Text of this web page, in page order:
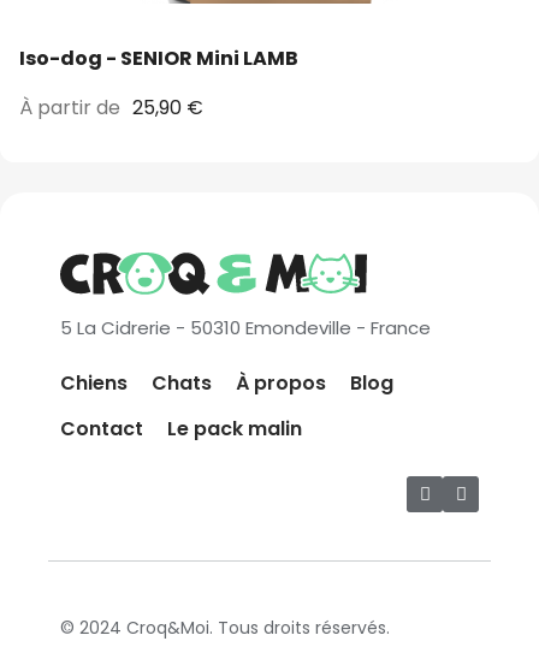
Iso-dog - SENIOR Mini LAMB
À partir de 25,90 €
5 La Cidrerie - 50310 Emondeville - France
Chiens Chats À propos
Blog
Contact
Le pack malin
© 2024 Croq&Moi. Tous droits réservés.